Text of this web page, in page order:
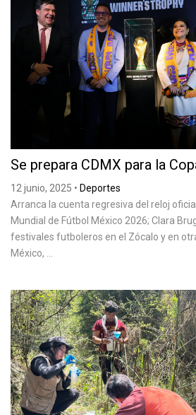
Se prepara CDMX para la
12 junio, 2025 • Deportes
Arranca la cuenta regresiva del reloj
Mundial de Fútbol México 2026; Clara
festivales futboleros en el Zócalo y en
México, ...